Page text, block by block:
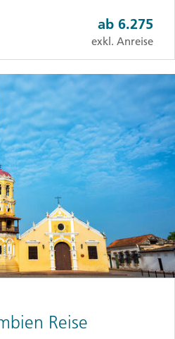
ab 6.275
exkl. Anreise
Reise